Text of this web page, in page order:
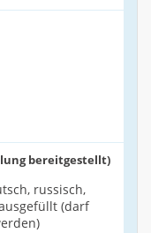
bereitgestellt)
russisch,
(darf